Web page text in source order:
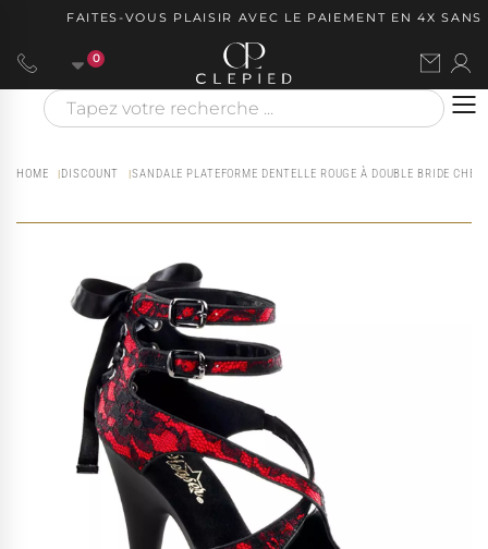
FAITES-VOUS PLAISIR AVEC LE PAIEMENT EN 4X SANS
0
HOME DISCOUNT